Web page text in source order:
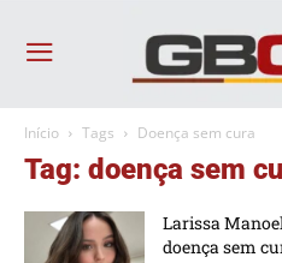
Início Tags Doença sem cura
Tag: doença sem
Larissa
doença sem